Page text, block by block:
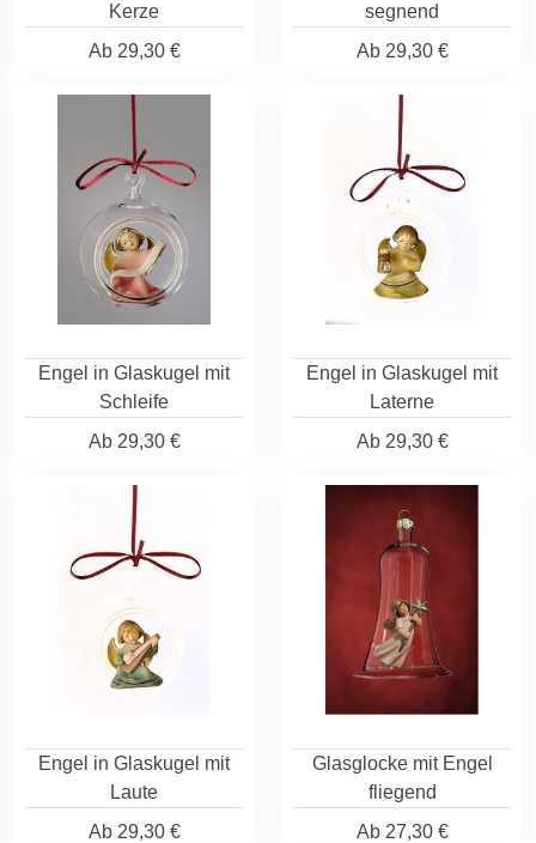
Kerze
Ab29,30 €
segnend
Ab29,30 €
Engel in Glaskugel mit
Schleife
Ab29,30 €
Engel in Glaskugel mit
Laterne
Ab29,30 €
Engel in Glaskugel mit
Laute
Ab29,30 €
Glasglocke mit Engel
fliegend
Ab27,30 €